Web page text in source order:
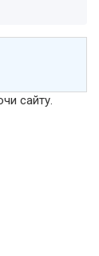
сайту.